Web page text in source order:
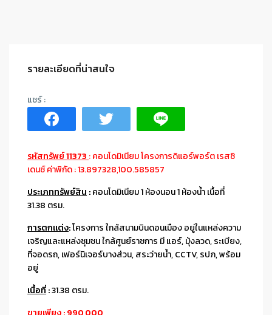
รายละเอียดที่น่าสนใจ
รหัสทรัพย์ 11373 : คอนโดมิเนียม โครงการดิแอร์พอร์ต เรสซิ
เดนซ์ ค่าพิกัด : 13.897328,100.585857
ประเภททรัพย์สิน :คอนโดมิเนียม 1 ห้องนอน 1 ห้องน้ำ เนื้อที่
31.38 ตรม.
การตกแต่ง:โครงการ ใกล้สนามบินดอนเมือง อยู่ในแหล่งความ
เจริญและแหล่งชุมชน ใกล้ศูนย์ราชการ มีแอร์, มุ้งลวด, ระเบียง,
ที่จอดรถ, เฟอร์นิเจอร์บางส่วน, สระว่ายน้ำ, CCTV, รปภ, พร้อม
อยู่
เนื้อที่:31.38 ตรม.